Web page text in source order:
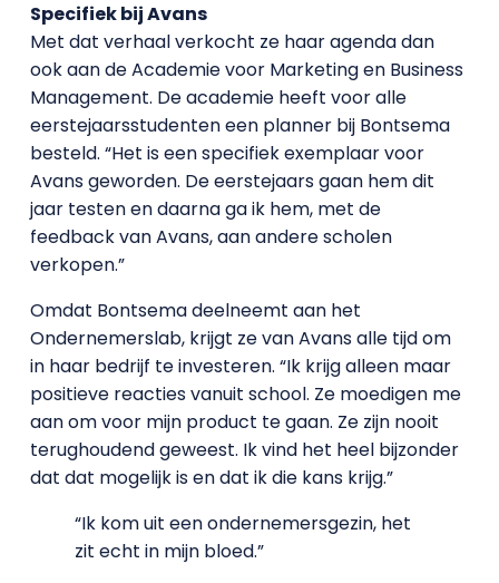
Specifiek bij Avans
Met dat verhaal verkocht ze haar agenda dan
ook aan de Academie voor Marketing en Business
Management. De academie heeft voor alle
eerstejaarsstudenten een planner bij Bontsema
besteld. “Het is een specifiek exemplaar voor
Avans geworden. De eerstejaars gaan hem dit
jaar testen en daarna ga ik hem, met de
feedback van Avans, aan andere scholen
verkopen.”
Omdat Bontsema deelneemt aan het
Ondernemerslab, krijgt ze van Avans alle tijd om
in haar bedrijf te investeren. “Ik krijg alleen maar
positieve reacties vanuit school. Ze moedigen me
aan om voor mijn product te gaan. Ze zijn nooit
terughoudend geweest. Ik vind het heel bijzonder
dat dat mogelijk is en dat ik die kans krijg.”
“Ik kom uit een ondernemersgezin, het
zit echt in mijn bloed.”